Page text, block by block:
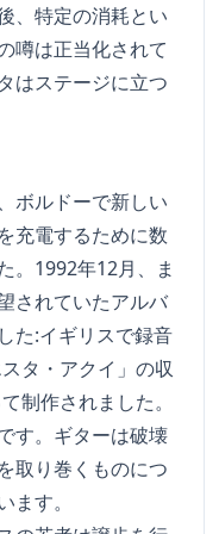
、特定の消耗とい
噂は正当化されて
はステージに立つ
ボルドーで新しい
充電するために数
。1992年12月、ま
されていたアルバ
た:イギリスで録音
タ・アクイ」の収
制作されました。
す。ギターは破壊
取り巻くものにつ
す。